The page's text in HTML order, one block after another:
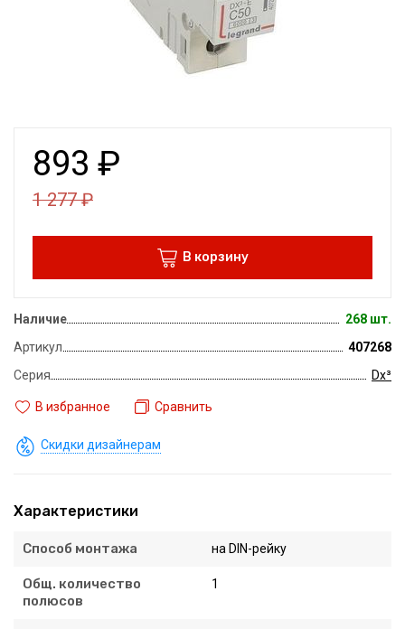
893 ₽
1 277₽
В корзину
Наличие
268 шт.
Артикул
407268
Серия
Dx³
В избранное Сравнить
Скидки дизайнерам
Характеристики
Способ монтажа на DIN-рейку
Общ. количество
полюсов
1